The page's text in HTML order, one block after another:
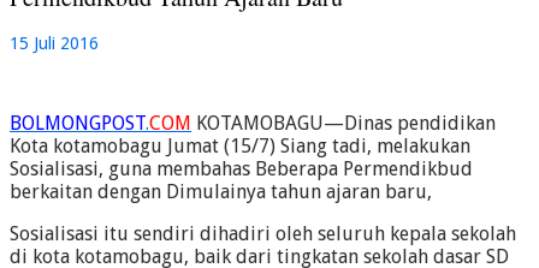
15 Juli 2016
BOLMONGPOST.COM KOTAMOBAGU—Dinas pendidikan
Kota kotamobagu Jumat (15/7) Siang tadi, melakukan
Sosialisasi, guna membahas Beberapa Permendikbud
berkaitan dengan Dimulainya tahun ajaran baru,
Sosialisasi itu sendiri dihadiri oleh seluruh kepala sekolah
di kota kotamobagu, baik dari tingkatan sekolah dasar SD